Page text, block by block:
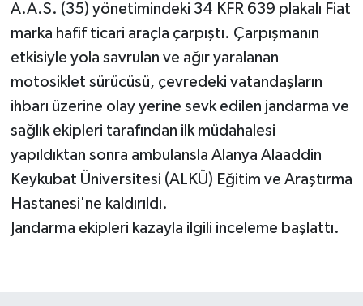
A.A.S. (35) yönetimindeki 34 KFR 639 plakalı Fiat
marka hafif ticari araçla çarpıştı. Çarpışmanın
etkisiyle yola savrulan ve ağır yaralanan
motosiklet sürücüsü, çevredeki vatandaşların
ihbarı üzerine olay yerine sevk edilen jandarma ve
sağlık ekipleri tarafından ilk müdahalesi
yapıldıktan sonra ambulansla Alanya Alaaddin
Keykubat Üniversitesi (ALKÜ) Eğitim ve Araştırma
Hastanesi'ne kaldırıldı.
Jandarma ekipleri kazayla ilgili inceleme başlattı.